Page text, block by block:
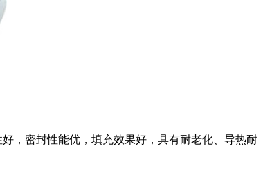
，密封性能优，填充效果好，具有耐老化、导热耐